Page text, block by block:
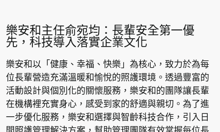
樂安和主任俞宛均：長輩安全第一優
先，科技導入落實企業文化
樂安和以「健康、幸福、快樂」為核心，致力於為每
位長輩營造充滿溫暖和愉悅的照護環境。透過豐富的
活動設計與個別化的關懷服務，樂安和的團隊讓長輩
在機構裡充實身心，感受到家的舒適與親切。為了進
一步優化服務，樂安和選擇與智齡科技合作，引入日